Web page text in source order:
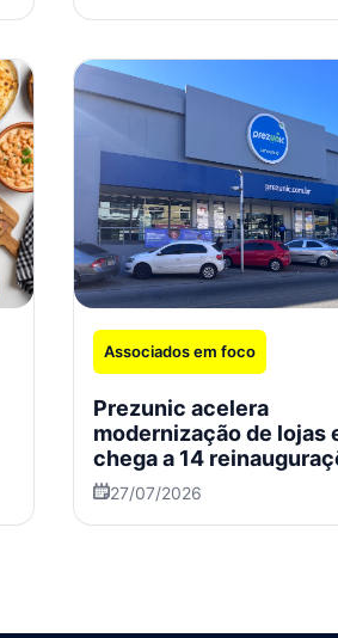
Associados em foco
Prezunic acelera
modernização de lojas
chega a 14
no Rio em 2026
27/07/2026